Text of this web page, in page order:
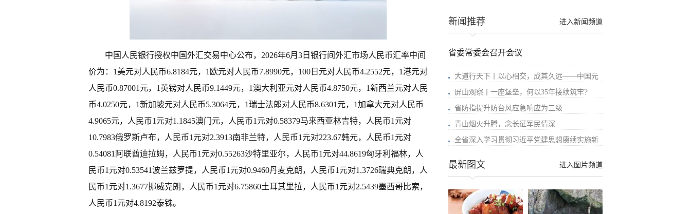
中国人民银行授权中国外汇交易中心公布，2026年6月3日银行间外汇市场人民币汇率中间
价为：1美元对人民币6.8184元，1欧元对人民币7.8990元，100日元对人民币4.2552元，1港元对
人民币0.87001元，1英镑对人民币9.1449元，1澳大利亚元对人民币4.8750元，1新西兰元对人民
币4.0250元，1新加坡元对人民币5.3064元，1瑞士法郎对人民币8.6301元，1加拿大元对人民币
4.9065元，人民币1元对1.1845澳门元，人民币1元对0.58379马来西亚林吉特，人民币1元对
10.7983俄罗斯卢布，人民币1元对2.3913南非兰特，人民币1元对223.67韩元，人民币1元对
0.54081阿联酋迪拉姆，人民币1元对0.55263沙特里亚尔，人民币1元对44.8619匈牙利福林，人
民币1元对0.53541波兰兹罗提，人民币1元对0.9460丹麦克朗，人民币1元对1.3726瑞典克朗，人
民币1元对1.3677挪威克朗，人民币1元对6.75860土耳其里拉，人民币1元对2.5439墨西哥比索，
人民币1元对4.8192泰铢。
进入新闻频道
新闻推荐
省委常委会召开会议
大道行天下丨以心相交，成其久远——中国元
屏山观察丨一座堡垒，何以35年接续筑牢？
省防指提升防台风应急响应为三级
青山烟火升腾，念长征军民情深
全省深入学习贯彻习近平党建思想赓续实施新
进入图片频道
最新图文